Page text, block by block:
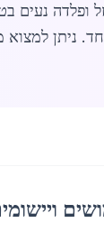
ופלדה נעים
ניתן למצוא